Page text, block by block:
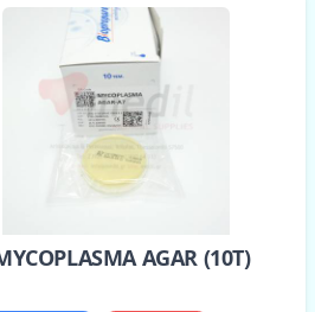
AGAR (10T)